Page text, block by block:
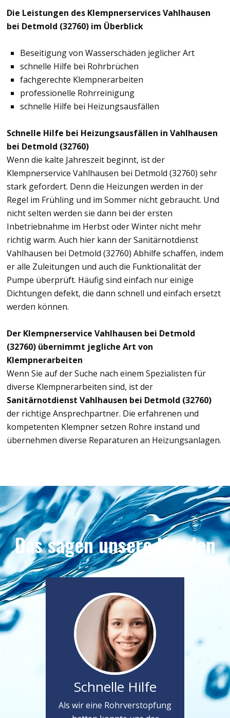
Die Leistungen des Klempnerservices Vahlhausen
bei Detmold (32760) im Überblick
Beseitigung von Wasserschäden jeglicher Art
schnelle Hilfe bei Rohrbrüchen
fachgerechte Klempnerarbeiten
professionelle Rohrreinigung
schnelle Hilfe bei Heizungsausfällen
Schnelle Hilfe bei Heizungsausfällen in Vahlhausen
bei Detmold (32760)
Wenn die kalte Jahreszeit beginnt, ist der
Klempnerservice Vahlhausen bei Detmold (32760) sehr
stark gefordert. Denn die Heizungen werden in der
Regel im Frühling und im Sommer nicht gebraucht. Und
nicht selten werden sie dann bei der ersten
Inbetriebnahme im Herbst oder Winter nicht mehr
richtig warm. Auch hier kann der Sanitärnotdienst
Vahlhausen bei Detmold (32760) Abhilfe schaffen, indem
er alle Zuleitungen und auch die Funktionalität der
Pumpe überprüft. Häufig sind einfach nur einige
Dichtungen defekt, die dann schnell und einfach ersetzt
werden können.
Der Klempnerservice Vahlhausen bei Detmold
(32760) übernimmt jegliche Art von
Klempnerarbeiten
Wenn Sie auf der Suche nach einem Spezialisten für
diverse Klempnerarbeiten sind, ist der
Sanitärnotdienst Vahlhausen bei Detmold (32760)
der richtige Ansprechpartner. Die erfahrenen und
kompetenten Klempner setzen Rohre instand und
übernehmen diverse Reparaturen an Heizungsanlagen.
Das sagen unsere Kunden
Schnelle Hilfe
Als wir eine Rohrverstopfung